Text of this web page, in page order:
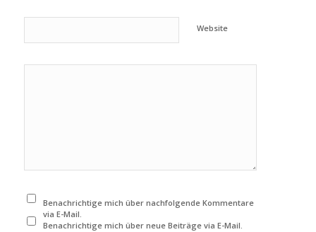
Website
Benachrichtige mich über nachfolgende Kommentare
via E-Mail.
Benachrichtige mich über neue Beiträge via E-Mail.